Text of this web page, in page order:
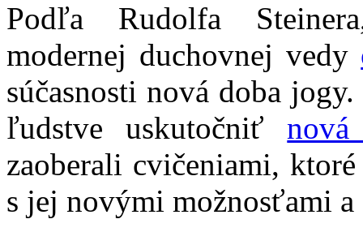
Podľa Rudolfa
modernej duchovnej vedy
súčasnosti nová doba
ľudstve uskutočniť
zaoberali cvičeniami,
s jej novými možnosťami